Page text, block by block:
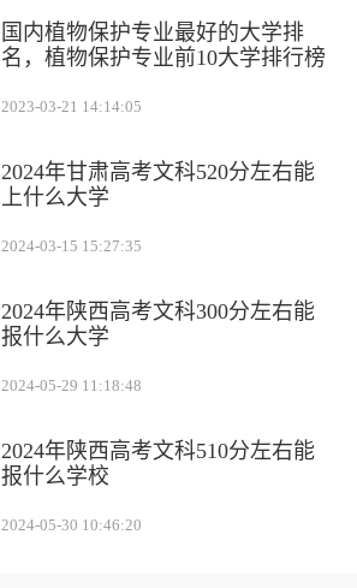
国内植物保护专业最好的大学排
名，植物保护专业前10大学排行榜
2023-03-21 14:14:05
2024年甘肃高考文科520分左右能
上什么大学
2024-03-15 15:27:35
2024年陕西高考文科300分左右能
报什么大学
2024-05-29 11:18:48
2024年陕西高考文科510分左右能
报什么学校
2024-05-30 10:46:20